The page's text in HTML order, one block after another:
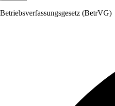
Betriebsverfassungsgesetz (BetrVG)